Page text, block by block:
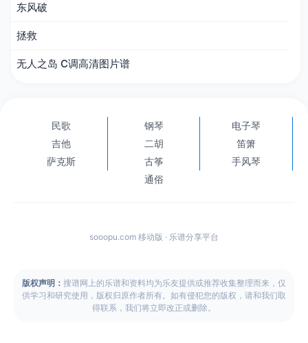
东风破
拯救
无人之岛 C调高清图片谱
民歌 钢琴
电子琴
吉他
二胡
笛箫
萨克斯
古筝
手风琴
通俗
sooopu.com 移动版 · 乐谱分享平台
版权声明： 搜谱网上的乐谱和资料均为乐友提供或推荐收集整理而来，仅
供学习和研究使用，版权归原作者所有。如有侵犯您的版权，请和我们取
得联系，我们将立即改正或删除。